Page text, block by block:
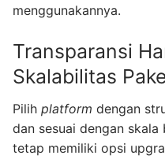
menggunakannya.
Transparansi
Skalabilitas
Pilih platform dengan
dan sesuai dengan
tetap memiliki opsi